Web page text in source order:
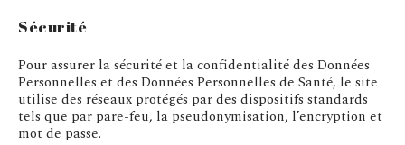
Sécurité
Pour assurer la sécurité et la confidentialité des Données
Personnelles et des Données Personnelles de Santé, le site
utilise des réseaux protégés par des dispositifs standards
tels que par pare-feu, la pseudonymisation, l’encryption et
mot de passe.